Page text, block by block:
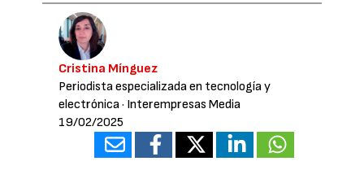
Cristina Mínguez
Periodista especializada en tecnología y
electrónica· Interempresas Media
19/02/2025